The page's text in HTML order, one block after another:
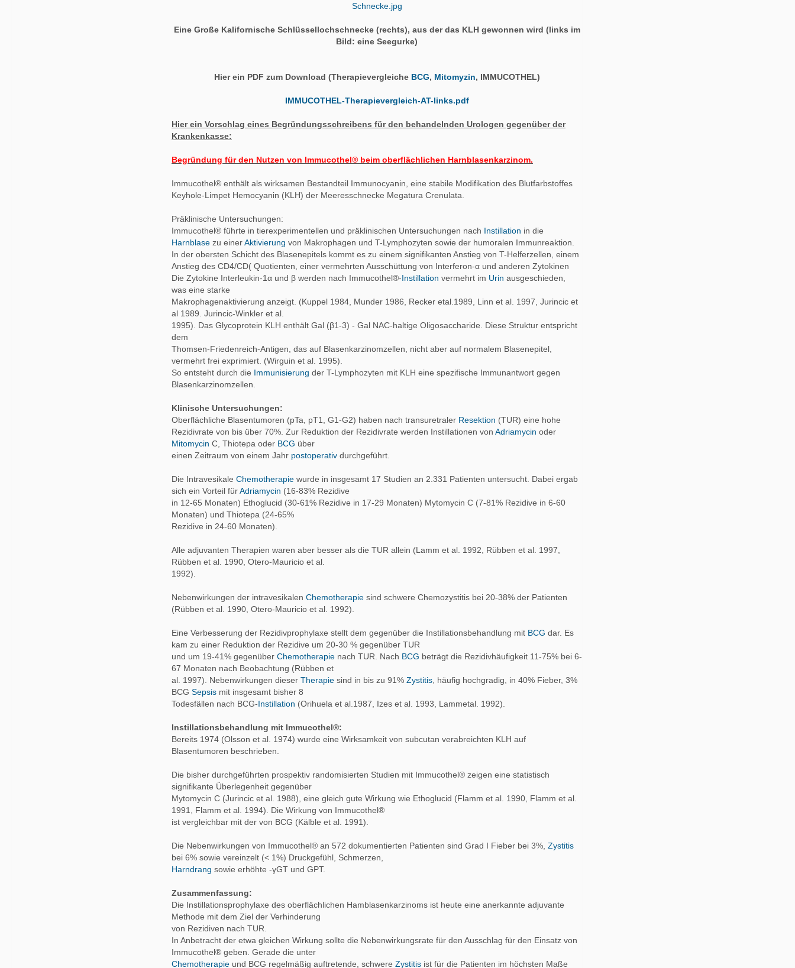
Schnecke.jpg
Eine Große Kalifornische Schlüssellochschnecke (rechts), aus der das KLH gewonnen wird (links im
Bild: eine Seegurke)
Hier ein PDF zum Download (Therapievergleiche BCG, Mitomyzin, IMMUCOTHEL)
IMMUCOTHEL-Therapievergleich-AT-links.pdf
Hier ein Vorschlag eines Begründungsschreibens für den behandelnden Urologen gegenüber der
Krankenkasse:
Begründung für den Nutzen von Immucothel® beim oberflächlichen Harnblasenkarzinom.
Immucothel® enthält als wirksamen Bestandteil Immunocyanin, eine stabile Modifikation des Blutfarbstoffes
Keyhole-Limpet Hemocyanin (KLH) der Meeresschnecke Megatura Crenulata.
Präklinische Untersuchungen:
Immucothel® führte in tierexperimentellen und präklinischen Untersuchungen nach Instillation in die
Harnblase zu einerAktivierung von Makrophagen und T-Lymphozyten sowie der humoralen Immunreaktion.
In der obersten Schicht des Blasenepitels kommt es zu einem signifikanten Anstieg von T-Helferzellen, einem
Anstieg des CD4/CD( Quotienten, einer vermehrten Ausschüttung von Interferon-α und anderen Zytokinen
Die Zytokine Interleukin-1α und β werden nach Immucothel®-Instillation vermehrt im Urin ausgeschieden,
was eine starke
Makrophagenaktivierung anzeigt. (Kuppel 1984, Munder 1986, Recker etal.1989, Linn et al. 1997, Jurincic et
al 1989. Jurincic-Winkler et al.
1995). Das Glycoprotein KLH enthält Gal (β1-3) - Gal NAC-haltige Oligosaccharide. Diese Struktur entspricht
dem
Thomsen-Friedenreich-Antigen, das auf Blasenkarzinomzellen, nicht aber auf normalem Blasenepitel,
vermehrt frei exprimiert. (Wirguin et al. 1995).
So entsteht durch die Immunisierung der T-Lymphozyten mit KLH eine spezifische Immunantwort gegen
Blasenkarzinomzellen.
Klinische Untersuchungen:
Oberflächliche Blasentumoren (pTa, pT1, G1-G2) haben nach transuretraler Resektion (TUR) eine hohe
Rezidivrate von bis über 70%. Zur Reduktion der Rezidivrate werden Instillationen von Adriamycin oder
Mitomycin C, Thiotepa oder BCG über
einen Zeitraum von einem Jahr postoperativ durchgeführt.
Die Intravesikale Chemotherapie wurde in insgesamt 17 Studien an 2.331 Patienten untersucht. Dabei ergab
sich ein Vorteil fürAdriamycin (16-83% Rezidive
in 12-65 Monaten) Ethoglucid (30-61% Rezidive in 17-29 Monaten) Mytomycin C (7-81% Rezidive in 6-60
Monaten) und Thiotepa (24-65%
Rezidive in 24-60 Monaten).
Alle adjuvanten Therapien waren aber besser als die TUR allein (Lamm et al. 1992, Rübben et al. 1997,
Rübben et al. 1990, Otero-Mauricio et al.
1992).
Nebenwirkungen der intravesikalen Chemotherapie sind schwere Chemozystitis bei 20-38% der Patienten
(Rübben et al. 1990, Otero-Mauricio et al. 1992).
Eine Verbesserung der Rezidivprophylaxe stellt dem gegenüber die Instillationsbehandlung mit BCG dar. Es
kam zu einer Reduktion der Rezidive um 20-30 % gegenüber TUR
und um 19-41% gegenüber Chemotherapie nach TUR. Nach BCG beträgt die Rezidivhäufigkeit 11-75% bei 6-
67 Monaten nach Beobachtung (Rübben et
al. 1997). Nebenwirkungen dieser Therapie sind in bis zu 91% Zystitis , häufig hochgradig, in 40% Fieber, 3%
BCG Sepsis mit insgesamt bisher 8
Todesfällen nach BCG-Instillation (Orihuela et al.1987, Izes et al. 1993, Lammetal. 1992).
Instillationsbehandlung mit Immucothel®:
Bereits 1974 (Olsson et al. 1974) wurde eine Wirksamkeit von subcutan verabreichten KLH auf
Blasentumoren beschrieben.
Die bisher durchgeführten prospektiv randomisierten Studien mit Immucothel® zeigen eine statistisch
signifikante Überlegenheit gegenüber
Mytomycin C (Jurincic et al. 1988), eine gleich gute Wirkung wie Ethoglucid (Flamm et al. 1990, Flamm et al.
1991, Flamm et al. 1994). Die Wirkung von Immucothel®
ist vergleichbar mit der von BCG (Kälble et al. 1991).
Die Nebenwirkungen von Immucothel® an 572 dokumentierten Patienten sind Grad I Fieber bei 3%, Zystitis
bei 6% sowie vereinzelt (< 1%) Druckgefühl, Schmerzen,
Harndrang sowie erhöhte -γGT und GPT.
Zusammenfassung:
Die Instillationsprophylaxe des oberflächlichen Hamblasenkarzinoms ist heute eine anerkannte adjuvante
Methode mit dem Ziel der Verhinderung
von Rezidiven nach TUR.
In Anbetracht der etwa gleichen Wirkung sollte die Nebenwirkungsrate für den Ausschlag für den Einsatz von
Immucothel® geben. Gerade die unter
Chemotherapie und BCG regelmäßig auftretende, schwere Zystitis ist für die Patienten im höchsten Maße